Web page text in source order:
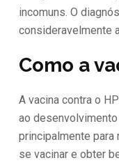
incomuns. O
consideravelmente
Como a
A vacina contra o
ao
principalmente para
se vacinar e obter